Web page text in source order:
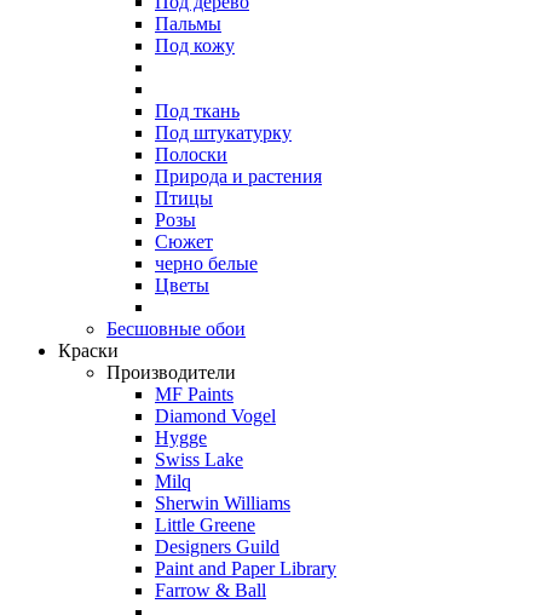
Пальмы
Под кожу
Под ткань
Под штукатурку
Полоски
Природа и растения
Птицы
Розы
Сюжет
черно белые
Цветы
Бесшовные обои
Краски
Производители
MF Paints
Diamond Vogel
Hygge
Swiss Lake
Milq
Sherwin Williams
Little Greene
Designers Guild
Paint and Paper Library
Farrow & Ball